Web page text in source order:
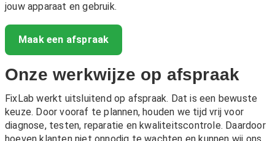
jouw apparaat en gebruik.
Maak een afspraak
Onze werkwijze op afspraak
FixLab werkt uitsluitend op afspraak. Dat is een bewuste
keuze. Door vooraf te plannen, houden we tijd vrij voor
diagnose, testen, reparatie en kwaliteitscontrole. Daardoor